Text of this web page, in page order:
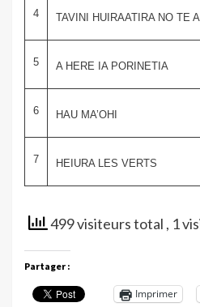
4 TAVINI HUIRAATIRA NO TE
5 A HERE IA PORINETIA
6 HAU MA’OHI
7 HEIURA LES VERTS
499 visiteurs total , 1
Partager :
Imprimer